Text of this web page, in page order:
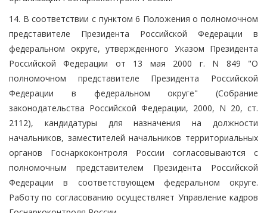
14. В соответствии с пунктом 6 Положения о полномочном
представителе Президента Российской Федерации в
федеральном округе, утвержденного Указом Президента
Российской Федерации от 13 мая 2000 г. N 849 "О
полномочном представителе Президента Российской
Федерации в федеральном округе" (Собрание
законодательства Российской Федерации, 2000, N 20, ст.
2112), кандидатуры для назначения на должности
начальников, заместителей начальников территориальных
органов Госнаркоконтроля России согласовываются с
полномочным представителем Президента Российской
Федерации в соответствующем федеральном округе.
Работу по согласованию осуществляет Управление кадров